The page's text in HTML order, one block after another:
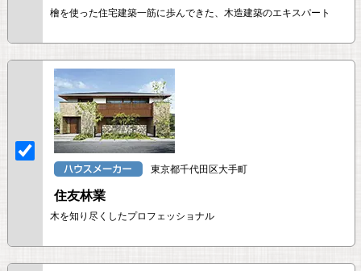
檜を使った住宅建築一筋に歩んできた、木造建築のエキスパート
東京都千代田区大手町
住友林業
木を知り尽くしたプロフェッショナル